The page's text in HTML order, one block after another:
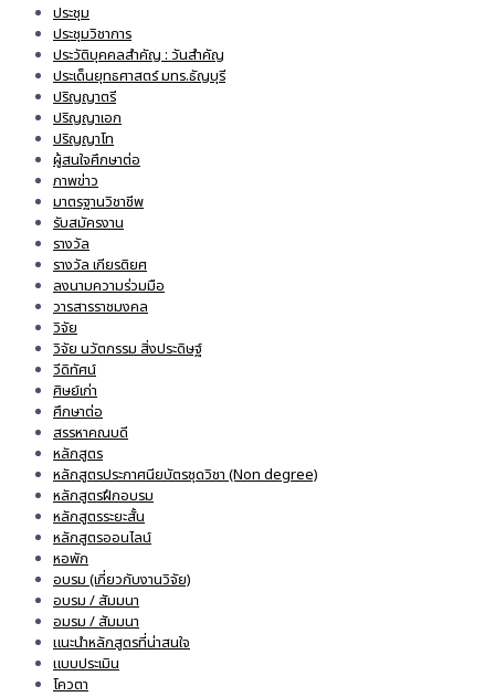
ประชุม
ประชุมวิชาการ
ประวัติบุคคลสำคัญ : วันสำคัญ
ประเด็นยุทธศาสตร์ มทร.ธัญบุรี
ปริญญาตรี
ปริญญาเอก
ปริญญาโท
ผู้สนใจศึกษาต่อ
ภาพข่าว
มาตรฐานวิชาชีพ
รับสมัครงาน
รางวัล
รางวัล เกียรติยศ
ลงนามความร่วมมือ
วารสารราชมงคล
วิจัย
วิจัย นวัตกรรม สิ่งประดิษฐ์
วีดิทัศน์
ศิษย์เก่า
ศึกษาต่อ
สรรหาคณบดี
หลักสูตร
หลักสูตรประกาศนียบัตรชุดวิชา (Non degree)
หลักสูตรฝึกอบรม
หลักสูตรระยะสั้น
หลักสูตรออนไลน์
หอพัก
อบรม (เกี่ยวกับงานวิจัย)
อบรม / สัมมนา
อมรม / สัมมนา
แนะนำหลักสูตรที่น่าสนใจ
แบบประเมิน
โควตา